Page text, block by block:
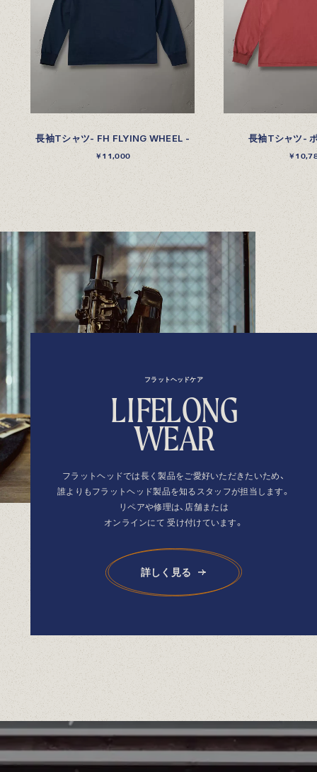
長袖Tシャツ- FH FLYING WHEEL -
￥11,000
長袖Tシャツ-
￥
フラットヘッドケア
LIFELONG
WEAR
フラットヘッドでは長く製品を ご愛好いただきたいため、
誰よりもフラットヘッド製品を知るスタッフが担当します。
リペアや修理は、店舗または
オンラインにて 受け付けています。
詳しく見る